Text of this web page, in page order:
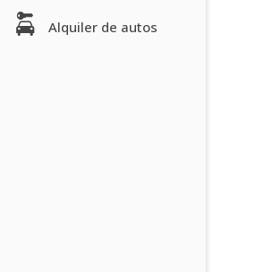
Alquiler de autos